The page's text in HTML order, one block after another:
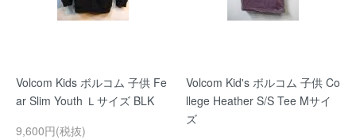
Volcom Kids ボルコム 子供 Fe
ar Slim Youth Ｌサイズ BLK
9,600円(税抜)
Volcom Kid's ボルコム 子供 Co
llege Heather S/S Tee Mサイ
ズ